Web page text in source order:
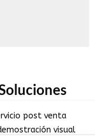
post venta
visual